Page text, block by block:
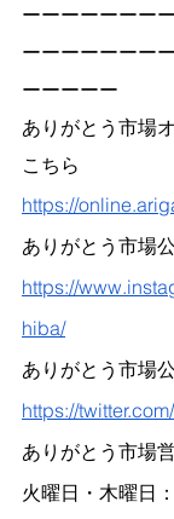
ーーーーーーー
ーーーーーーー
ーーーーー
ありがとう市場
こちら
https://
ありがとう市場
https://
hiba/
ありがとう市場
https://
ありがとう市場
火曜日・木曜日